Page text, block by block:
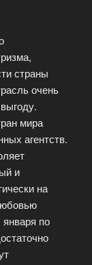
страны
очень
мира
агентств.
и
на
января по